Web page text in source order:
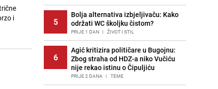
i
5
Bolja alternativa izbjeljivaču: Kako
održati WC školjku čistom?
PRIJE 1 DAN | ŽIVOT I STIL
6
Agić kritizira političare u Bugojnu:
Zbog straha od HDZ-a niko Vučiću
nije rekao istinu o Čipuljiću
PRIJE 2 DANA | TEME